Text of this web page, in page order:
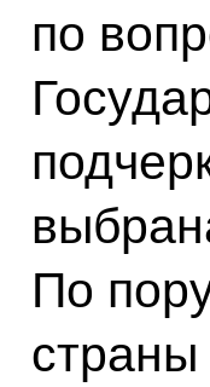
по
По
страны